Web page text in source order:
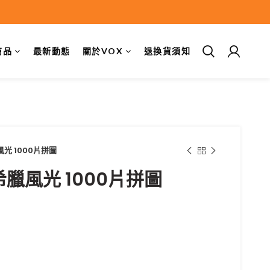
品 最新動態 關於VOX 退換貨須知
光 1000片拼圖
臘風光 1000片拼圖